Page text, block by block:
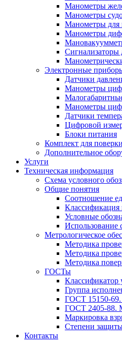
Манометры
Манометры
Манометры
Манометры
Сигнализаторы
Электронные
Датчики
Манометры
Манометры
Датчики
Цифровой
Блоки питания
Комплект для
Дополнительное
Услуги
Техническая информация
Схема условного
Общие понятия
Соотношение
Классификация
Условные
Использование
Метрологическое
Методика
Методика
Методика
ГОСТы
Классификатор
Группа
ГОСТ 15150-69.
ГОСТ 2405-88.
Маркировка
Степени
Контакты